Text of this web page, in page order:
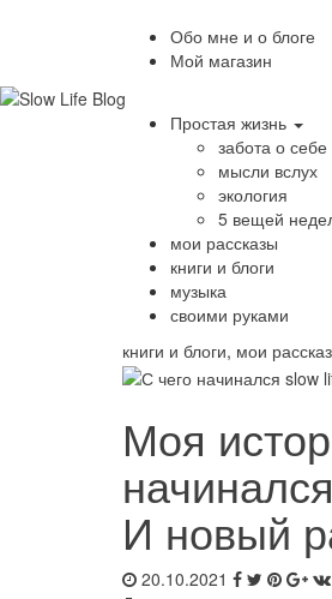
Обо мне и о блоге
Мой магазин
Простая жизнь
забота о себе
мысли вслух
экология
5 вещей
мои рассказы
книги и блоги
музыка
своими руками
книги и блоги, мои
Моя
И новый
20.10.2021